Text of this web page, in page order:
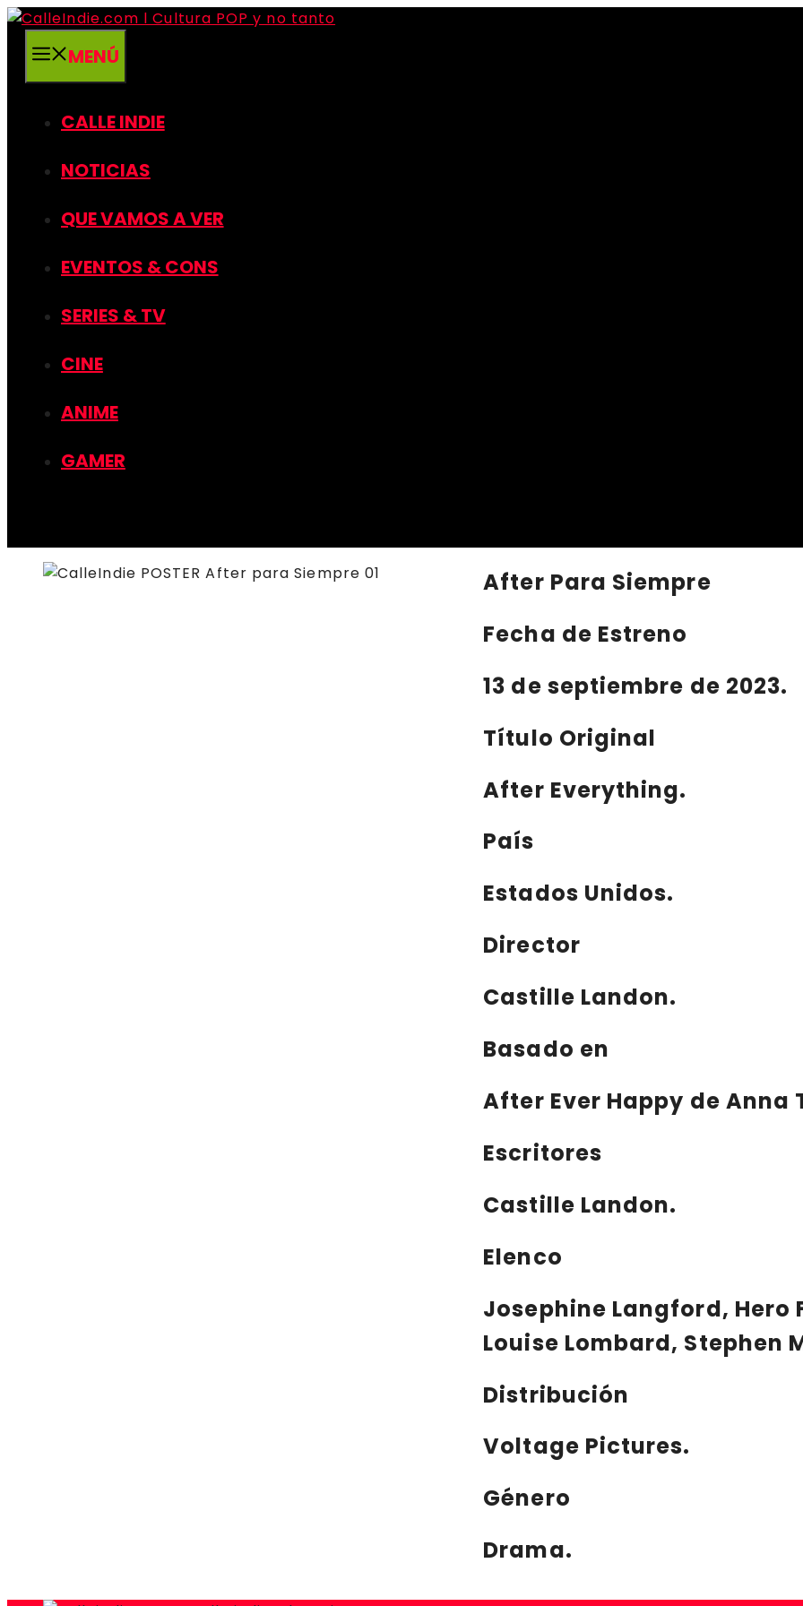
Saltar
contenidoMENÚ
CALLE INDIE
NOTICIAS
QUE VAMOS A VER
EVENTOS & CONS
SERIES & TV
CINE
ANIME
GAMER
After Para Siempre
Fecha de Estreno
13 de septiembre de 2023.
Título Original
After Everything.
País
Estados Unidos.
Director
Castille Landon.
Basado en
After Ever Happy de Anna
Escritores
Castille Landon.
Elenco
Josephine Langford, Hero
Louise Lombard, Stephen
Distribución
Voltage Pictures.
Género
Drama.